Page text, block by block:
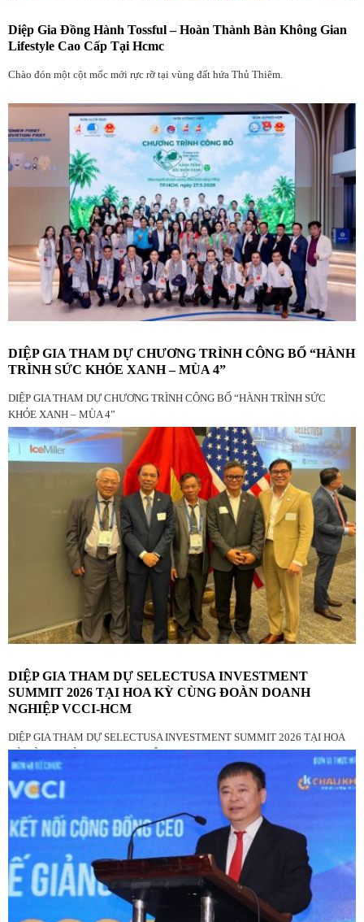
Diệp Gia Đồng Hành Tossful – Hoàn Thành Bàn Không Gian
Lifestyle Cao Cấp Tại Hcmc
Chào đón một cột mốc mới rực rỡ tại vùng đất hứa Thủ Thiêm.
DIỆP GIA THAM DỰ CHƯƠNG TRÌNH CÔNG BỐ “HÀNH
TRÌNH SỨC KHỎE XANH – MÙA 4”
DIỆP GIA THAM DỰ CHƯƠNG TRÌNH CÔNG BỐ “HÀNH TRÌNH SỨC
KHỎE XANH – MÙA 4”
DIỆP GIA THAM DỰ SELECTUSA INVESTMENT
SUMMIT 2026 TẠI HOA KỲ CÙNG ĐOÀN DOANH
NGHIỆP VCCI-HCM
DIỆP GIA THAM DỰ SELECTUSA INVESTMENT SUMMIT 2026 TẠI HOA